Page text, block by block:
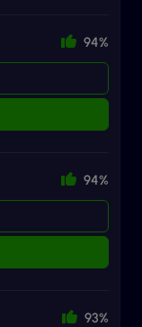
94%
94%
93%